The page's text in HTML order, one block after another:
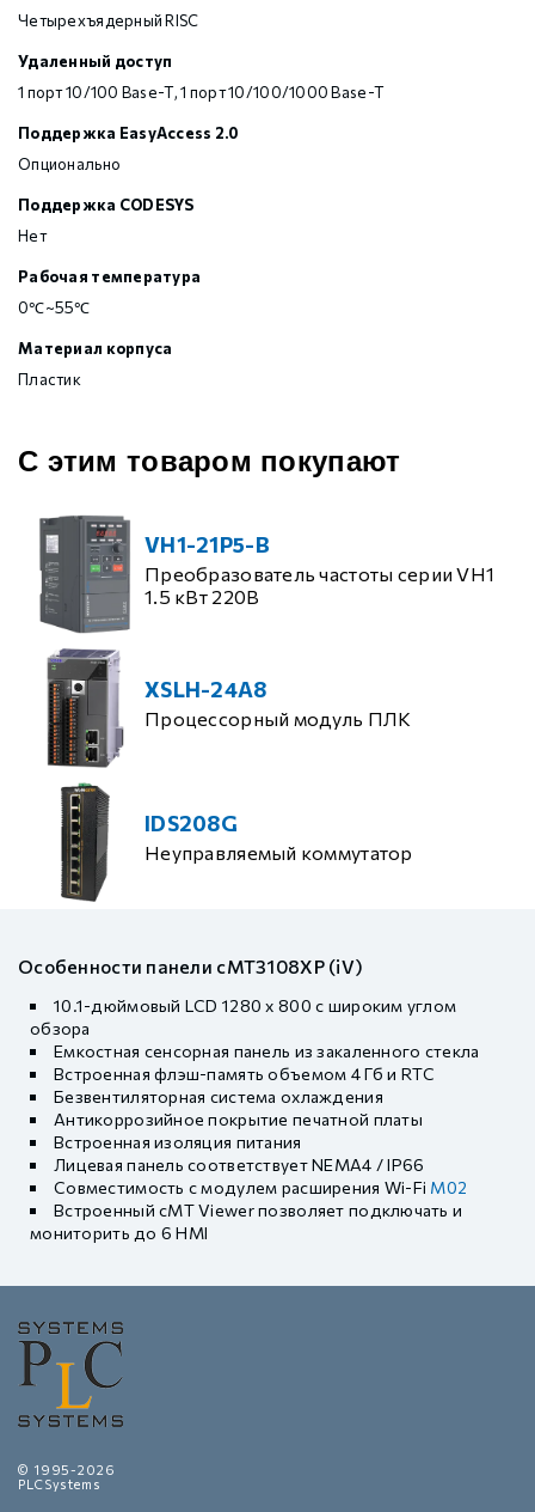
Четырехъядерный RISC
Удаленный доступ
1 порт 10/100 Base-T, 1 порт 10/100/1000 Base-T
Поддержка EasyAccess 2.0
Опционально
Поддержка CODESYS
Нет
Рабочая температура
0℃~55℃
Материал корпуса
Пластик
С этим товаром покупают
VH1-21P5-B
Преобразователь частоты серии VH1
1.5 кВт 220В
XSLH-24A8
Процессорный модуль ПЛК
IDS208G
Неуправляемый коммутатор
Особенности панели cMT3108XP (iV)
10.1-дюймовый LCD 1280 x 800 с широким углом
обзора
Емкостная сенсорная панель из закаленного стекла
Встроенная флэш-память объемом 4 Гб и RTC
Безвентиляторная система охлаждения
Антикоррозийное покрытие печатной платы
Встроенная изоляция питания
Лицевая панель соответствует NEMA4 / IP66
Совместимость с модулем расширения Wi-Fi M02
Встроенный cMT Viewer позволяет подключать и
мониторить до 6 HMI
© 1995-2026
PLCSystems